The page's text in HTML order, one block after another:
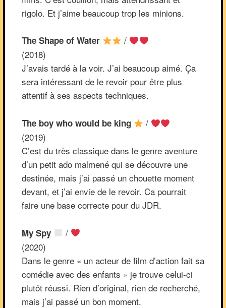
rigolo. Et j’aime beaucoup trop les minions.
The Shape of Water
/
(2018)
J’avais tardé à la voir. J’ai beaucoup aimé. Ça
sera intéressant de le revoir pour être plus
attentif à ses aspects techniques.
The boy who would be king
/
(2019)
C’est du très classique dans le genre aventure
d’un petit ado malmené qui se découvre une
destinée, mais j’ai passé un chouette moment
devant, et j’ai envie de le revoir. Ca pourrait
faire une base correcte pour du JDR.
My Spy
/
(2020)
Dans le genre « un acteur de film d’action fait sa
comédie avec des enfants » je trouve celui-ci
plutôt réussi. Rien d’original, rien de recherché,
mais j’ai passé un bon moment.